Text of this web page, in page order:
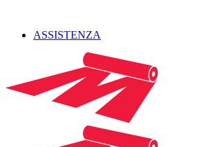
ASSISTENZA